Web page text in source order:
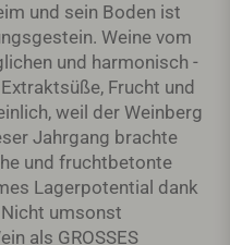
und sein Boden ist
Weine vom
und harmonisch -
Frucht und
weil der Weinberg
Jahrgang brachte
und fruchtbetonte
Lagerpotential dank
umsonst
als GROSSES